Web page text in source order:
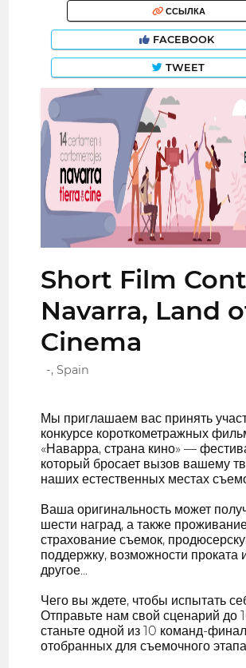
ССЫЛКА
FACEBOOK
TWEET
Short Film
Navarra, Land
Cinema
-, Spain
Мы приглашаем вас принять
конкурсе короткометражных
«Наварра, страна кино» —
который бросает вызов вашему
наших естественных местах
Ваша оригинальность может
шести наград, а также
страхование съемок,
поддержку, возможности проката
другое...
Чего вы ждете, чтобы испытать
Отправьте нам свой сценарий до
станьте одной из 10 команд-
отобранных для съемочного